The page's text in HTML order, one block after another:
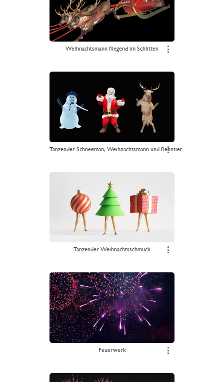
Weihnachtsmann fliegend im Schlitten ⋮
Tanzender Schneeman, Weihnachtsmann und Renntier
⋮
Tanzender Weihnachtsschmuck ⋮
Feuerwerk ⋮